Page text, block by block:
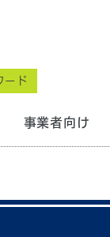
ード
事業者向け